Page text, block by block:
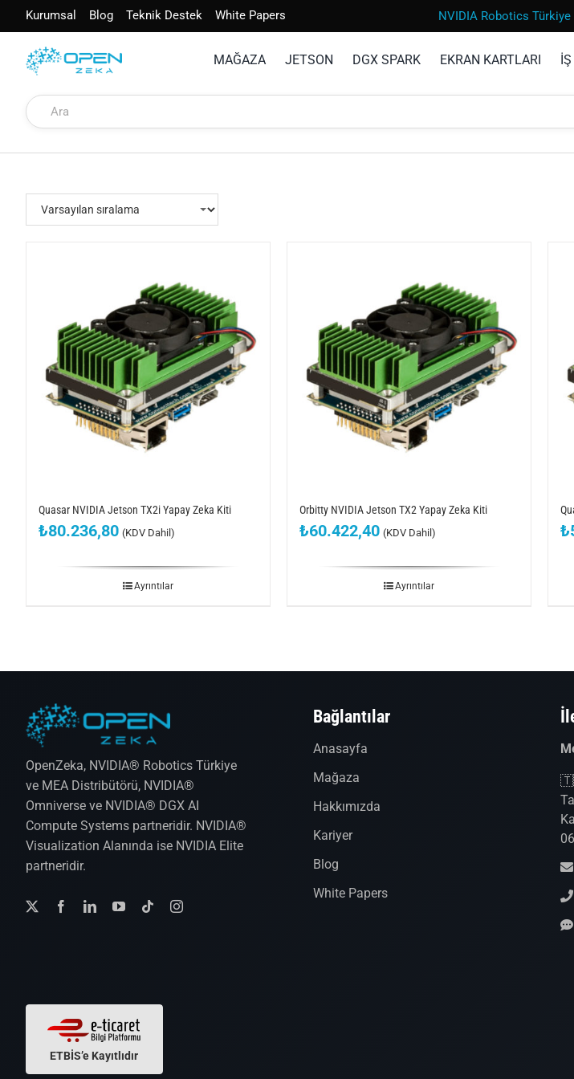
İçeriğeKurumsal Blog Teknik Destek White Papers NVIDIA Robotics
MAĞAZA JETSON DGX SPARK EKRAN KARTLARI
Quasar NVIDIA Jetson TX2i Yapay Zeka Kiti
₺80.236,80 (KDV Dahil)
Ayrıntılar
Orbitty NVIDIA Jetson TX2 Yapay Zeka Kiti
₺60.422,40 (KDV Dahil)
Ayrıntılar
₺
OpenZeka, NVIDIA® Robotics Türkiye
ve MEA Distribütörü, NVIDIA®
Omniverse ve NVIDIA® DGX AI
Compute Systems partneridir. NVIDIA®
Visualization Alanında ise NVIDIA Elite
partneridir.
Bağlantılar
Anasayfa
Mağaza
Hakkımızda
Kariyer
Blog
White Papers
ETBİS’e Kayıtlıdır